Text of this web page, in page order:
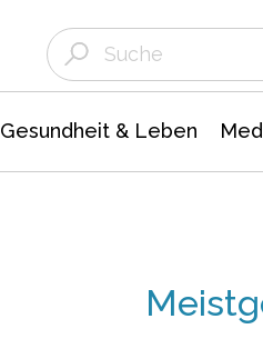
Gesundheit & Leben